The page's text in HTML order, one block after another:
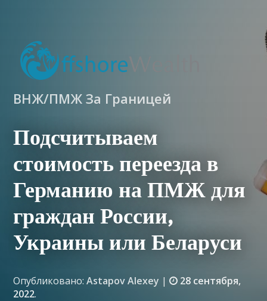
ВНЖ/ПМЖ За Границей
Подсчитываем
стоимость переезда в
Германию на ПМЖ для
граждан России,
Украины или Беларуси
Опубликовано:Astapov Alexey |
28 сентября,
2022.